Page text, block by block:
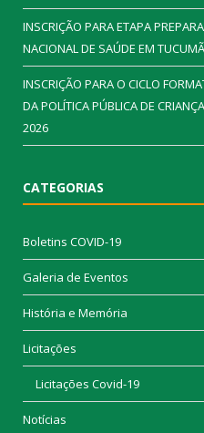
INSCRIÇÃO PARA ETAPA
NACIONAL DE SAÚDE EM TUCUMÃ
INSCRIÇÃO PARA O CICLO
DA POLÍTICA PÚBLICA DE
2026
CATEGORIAS
Boletins COVID-19
Galeria de Eventos
História e Memória
Licitações
Licitações Covid-19
Notícias